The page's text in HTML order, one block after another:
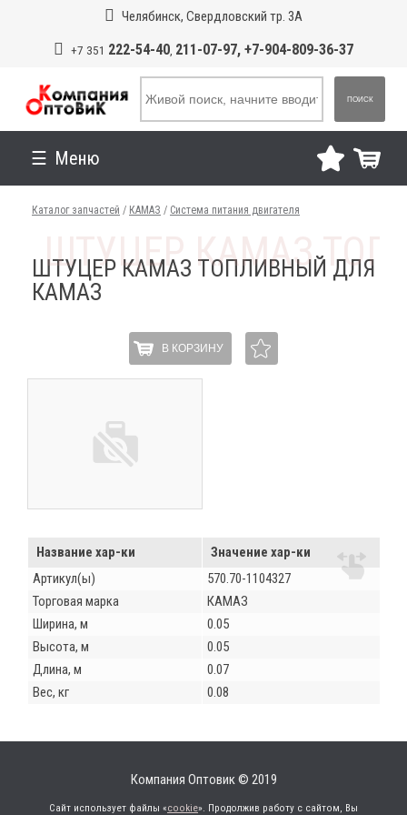
Челябинск, Свердловский тр. 3А
+7 351 222-54-40, 211-07-97, +7-904-809-36-37
ПОИСК
Меню
Каталог запчастей / КАМАЗ / Система питания двигателя
ШТУЦЕР КАМАЗ ТОПЛИВНЫЙ ДЛЯ
КАМАЗ
В КОРЗИНУ
Название хар-ки
Значение хар-ки
Артикул(ы)
570.70-1104327
Торговая марка
КАМАЗ
Ширина, м
0.05
Высота, м
0.05
Длина, м
0.07
Вес, кг
0.08
Компания Оптовик © 2019
Сайт использует файлы «cookie». Продолжив работу с сайтом, Вы